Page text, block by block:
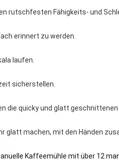
rutschfesten Fähigkeits- und
erinnert zu werden.
laufen.
sicherstellen.
die quicky und glatt
glatt machen, mit den Händen
Kaffeemühle mit über 12